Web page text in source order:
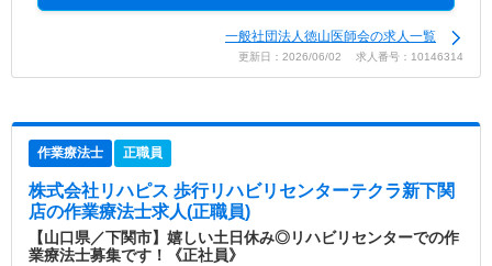
一般社団法人徳山医師会の求人一覧
更新日：2026/06/02 求人番号：10146314
作業療法士 正職員
株式会社リハピス 歩行リハビリセンターテクラ新下関
店の作業療法士求人(正職員)
【山口県／下関市】嬉しい土日休み◎リハビリセンターでの作
業療法士募集です！《正社員》